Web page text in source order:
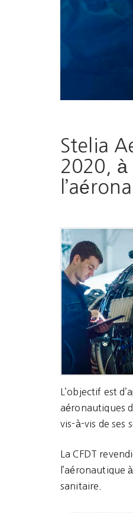
Stelia
2020,
L’objectif est
aéronautiques
vis-à-vis de ses
La CFDT
l’aéronautique
sanitaire.